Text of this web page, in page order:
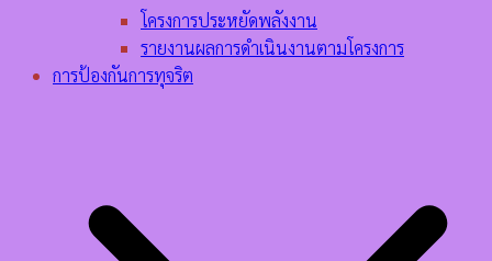
โครงการประหยัดพลังงาน
รายงานผลการดำเนินงานตามโครงการ
การป้องกันการทุจริต